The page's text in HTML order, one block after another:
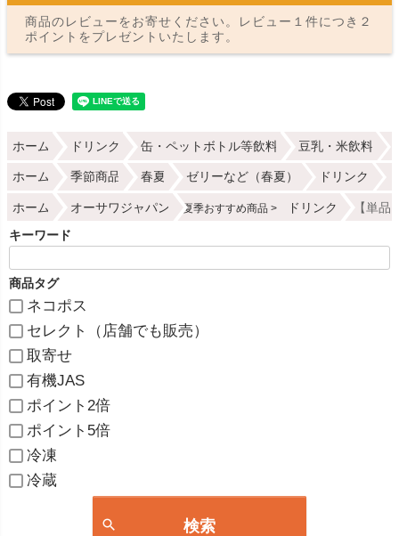
商品のレビューをお寄せください。レビュー１件につき２
ポイントをプレゼントいたします。
ホーム ドリンク 缶・ペットボトル等飲料 豆乳・米飲料
ホーム 季節商品 春夏 ゼリーなど（春夏） ドリンク
ホーム オーサワジャパン 夏季おすすめ商品 ドリンク 【単
キーワード
商品タグ
ネコポス
セレクト（店舗でも販売）
取寄せ
有機JAS
ポイント2倍
ポイント5倍
冷凍
冷蔵
検索